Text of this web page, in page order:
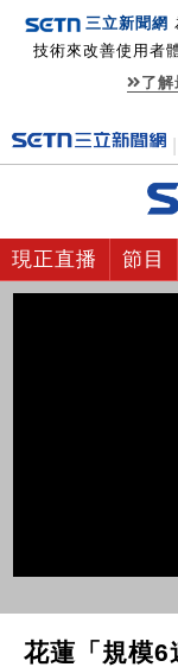
三立新聞網
技術來改善使用者
了解
現正直播 節目
花蓮「規模6